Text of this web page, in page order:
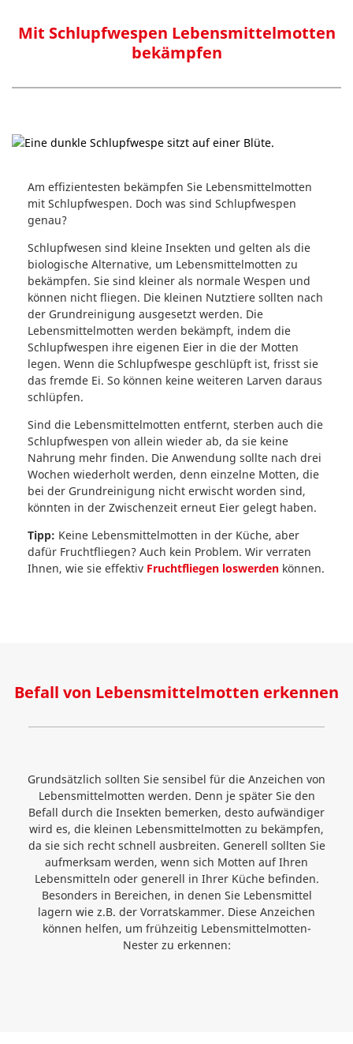
Mit Schlupfwespen Lebensmittelmotten
bekämpfen
Am effizientesten bekämpfen Sie Lebensmittelmotten
mit Schlupfwespen. Doch was sind Schlupfwespen
genau?
Schlupfwesen sind kleine Insekten und gelten als die
biologische Alternative, um Lebensmittelmotten zu
bekämpfen. Sie sind kleiner als normale Wespen und
können nicht fliegen. Die kleinen Nutztiere sollten nach
der Grundreinigung ausgesetzt werden. Die
Lebensmittelmotten werden bekämpft, indem die
Schlupfwespen ihre eigenen Eier in die der Motten
legen. Wenn die Schlupfwespe geschlüpft ist, frisst sie
das fremde Ei. So können keine weiteren Larven daraus
schlüpfen.
Sind die Lebensmittelmotten entfernt, sterben auch die
Schlupfwespen von allein wieder ab, da sie keine
Nahrung mehr finden. Die Anwendung sollte nach drei
Wochen wiederholt werden, denn einzelne Motten, die
bei der Grundreinigung nicht erwischt worden sind,
könnten in der Zwischenzeit erneut Eier gelegt haben.
Tipp: Keine Lebensmittelmotten in der Küche, aber
dafür Fruchtfliegen? Auch kein Problem. Wir verraten
Ihnen, wie sie effektiv Fruchtfliegen loswerden können.
Befall von Lebensmittelmotten erkennen
Grundsätzlich sollten Sie sensibel für die Anzeichen von
Lebensmittelmotten werden. Denn je später Sie den
Befall durch die Insekten bemerken, desto aufwändiger
wird es, die kleinen Lebensmittelmotten zu bekämpfen,
da sie sich recht schnell ausbreiten. Generell sollten Sie
aufmerksam werden, wenn sich Motten auf Ihren
Lebensmitteln oder generell in Ihrer Küche befinden.
Besonders in Bereichen, in denen Sie Lebensmittel
lagern wie z.B. der Vorratskammer. Diese Anzeichen
können helfen, um frühzeitig Lebensmittelmotten-
Nester zu erkennen: